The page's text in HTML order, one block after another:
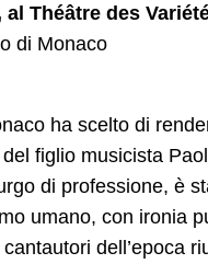
Théâtre des
di Monaco
ha scelto di
figlio musicista
di professione, è
umano, con ironia
dell’epoca